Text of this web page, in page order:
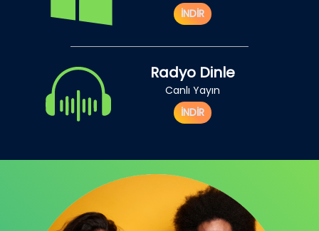
İNDİR
Radyo Dinle
Canlı Yayın
İNDİR